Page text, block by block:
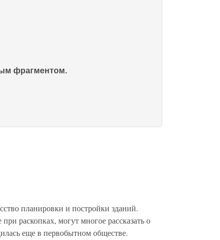
фрагментом.
планировки и постройки зданий.
раскопках, могут многое рассказать о
еще в первобытном обществе.